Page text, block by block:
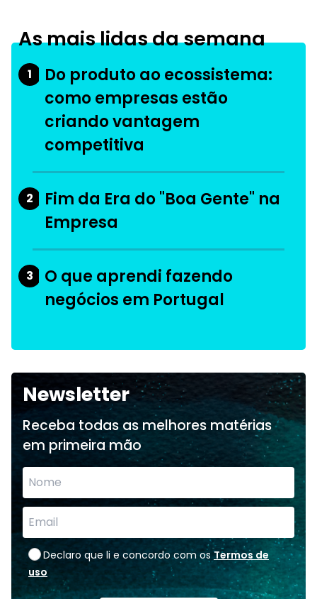
As mais lidas da semana
1
Do produto ao ecossistema:
como empresas estão
criando vantagem
competitiva
2
Fim da Era do "Boa Gente" na
Empresa
3
O que aprendi fazendo
negócios em Portugal
Newsletter
Receba todas as melhores matérias
em primeira mão
Declaro que li e concordo com os Termos de
uso